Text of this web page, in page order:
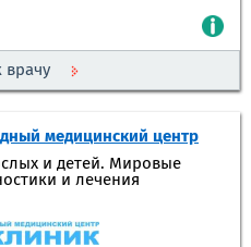
врачу
медицинский центр
и детей. Мировые
и лечения